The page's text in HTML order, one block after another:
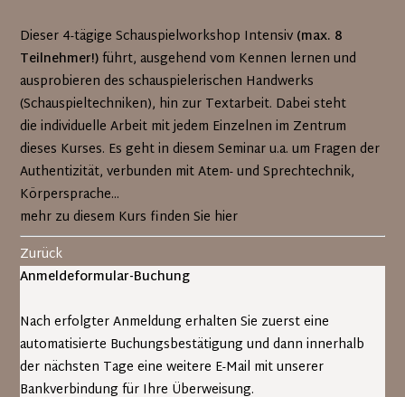
Dieser 4-tägige Schauspielworkshop Intensiv (max. 8
Teilnehmer!)führt, ausgehend vom Kennen lernen und
ausprobieren des schauspielerischen Handwerks
(Schauspieltechniken), hin zur Textarbeit. Dabei steht
die individuelle Arbeit mit jedem Einzelnen im Zentrum
dieses Kurses. Es geht in diesem Seminar u.a. um Fragen der
Authentizität, verbunden mit Atem- und Sprechtechnik,
Körpersprache...
mehr zu diesem Kurs finden Sie hier
Zurück
Anmeldeformular-Buchung
Nach erfolgter Anmeldung erhalten Sie zuerst eine
automatisierte Buchungsbestätigung und dann innerhalb
der nächsten Tage eine weitere E-Mail mit unserer
Bankverbindung für Ihre Überweisung.